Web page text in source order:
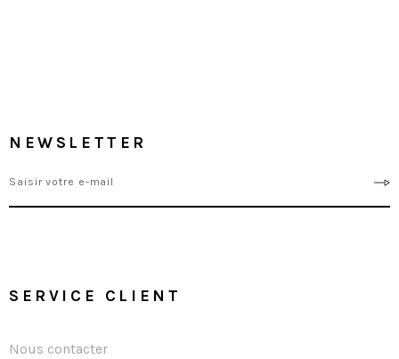
NEWSLETTER
SERVICE CLIENT
Nous contacter